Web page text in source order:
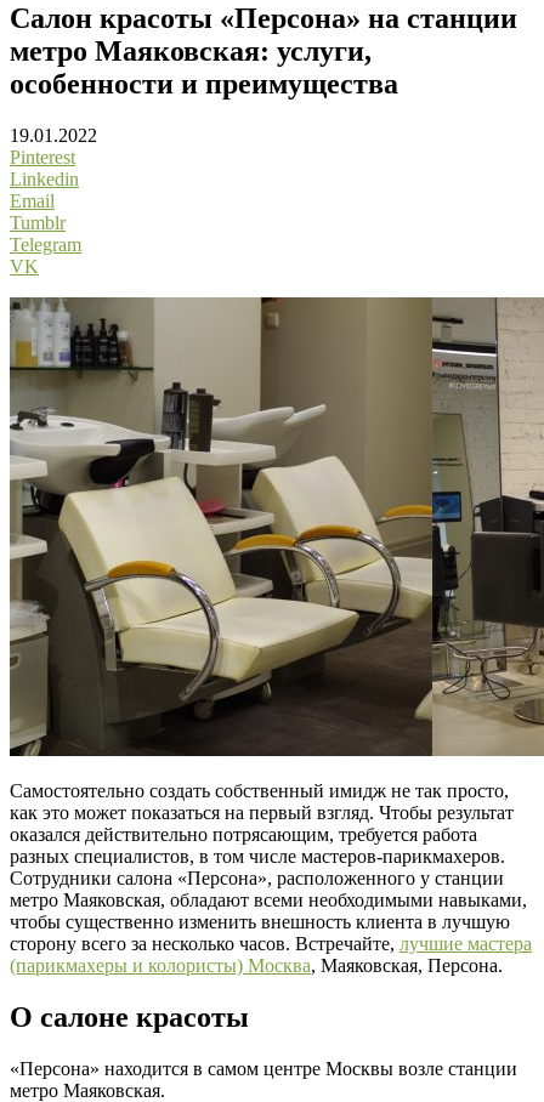
Салон красоты «Персона» на станции
метро Маяковская: услуги,
особенности и преимущества
19.01.2022
Pinterest
Linkedin
Email
Tumblr
Telegram
VK
Самостоятельно создать собственный имидж не так просто,
как это может показаться на первый взгляд. Чтобы результат
оказался действительно потрясающим, требуется работа
разных специалистов, в том числе мастеров-парикмахеров.
Сотрудники салона «Персона», расположенного у станции
метро Маяковская, обладают всеми необходимыми навыками,
чтобы существенно изменить внешность клиента в лучшую
сторону всего за несколько часов. Встречайте, лучшие мастера
(парикмахеры и колористы) Москва, Маяковская, Персона.
О салоне красоты
«Персона» находится в самом центре Москвы возле станции
метро Маяковская.